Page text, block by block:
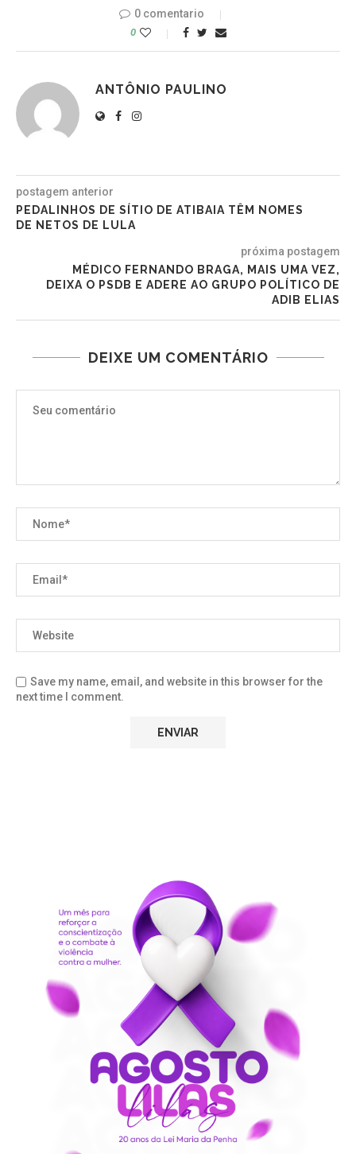
0 comentario
0
ANTÔNIO PAULINO
postagem anterior
PEDALINHOS DE SÍTIO DE ATIBAIA TÊM NOMES
DE NETOS DE LULA
próxima postagem
MÉDICO FERNANDO BRAGA, MAIS UMA VEZ,
DEIXA O PSDB E ADERE AO GRUPO POLÍTICO DE
ADIB ELIAS
DEIXE UM COMENTÁRIO
Save my name, email, and website in this browser for the
next time I comment.